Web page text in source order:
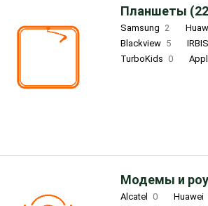
Планшеты
Samsung 2
Blackview 5 IRBIS
TurboKids 0
Модемы и
Alcatel 0 Huawei